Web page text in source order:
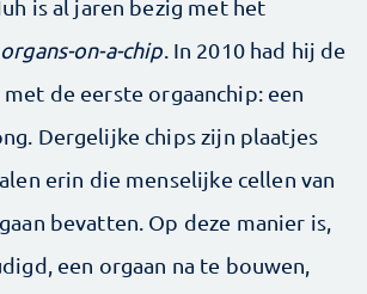
is al jaren bezig met het
organs-on-a-chip. In 2010 had hij de
met de eerste orgaanchip: een
Dergelijke chips zijn plaatjes
erin die menselijke cellen van
bevatten. Op deze manier is,
een orgaan na te bouwen,